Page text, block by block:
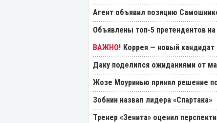
Агент объявил позицию
Объявлены топ-5 претендентов
Коррея — новый кандидат
Даку поделился ожиданиями от
Жозе Моуринью принял решение
Зобнин назвал лидера «Спартака»
Тренер «Зенита» оценил